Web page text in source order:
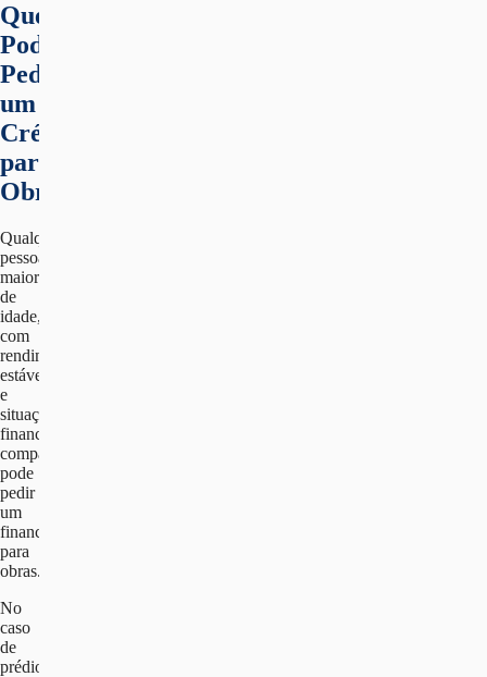
Quem
Pode
Pedir
um
Crédito
para
Obras?
Qualquer
pessoa
maior
de
idade,
com
rendimentos
estáveis
e
situação
financeira
compatível,
pode
pedir
um
financiamento
para
obras.
No
caso
de
prédios